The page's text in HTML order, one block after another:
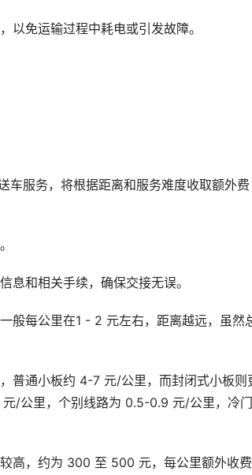
以免运输过程中耗电或引发故障。
车服务，将根据距离和服务难度收取额外费
息和相关手续，确保交接无误。
般每公里在1 - 2 元左右，距离越远，虽然
普通小板约 4-7 元/公里，而封闭式小板则
/公里，个别线路为 0.5-0.9 元/公里，冷
高，约为 300 至 500 元，每公里额外收